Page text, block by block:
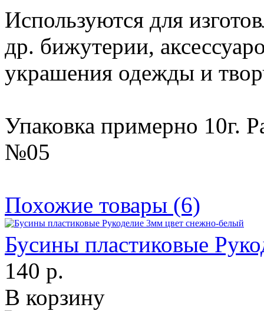
Используются для
др. бижутерии,
украшения одежды и
Упаковка примерно 10г.
№05
Похожие товары (6)
Бусины пластиковые
140 р.
В корзину